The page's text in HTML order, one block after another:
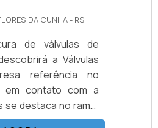
DA CUNHA - RS
de válvulas de
a Válvulas
referência no
em contato com a
se destaca no ramo,
suporte completo